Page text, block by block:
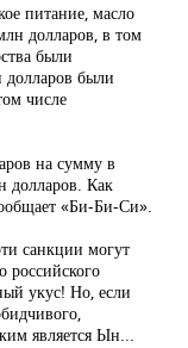
питание, масло
долларов, в том
были
были
числе
на сумму в
долларов. Как
«Би-Би-Си».
санкции могут
российского
укус! Но, если
является Ын...